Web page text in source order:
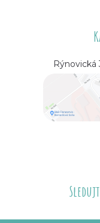
Rýnovická